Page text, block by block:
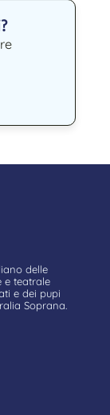
delle
e teatrale
e dei pupi
Soprana.